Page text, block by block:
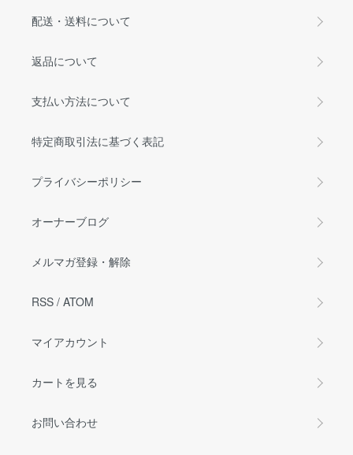
配送・送料について
返品について
支払い方法について
特定商取引法に基づく表記
プライバシーポリシー
オーナーブログ
メルマガ登録・解除
RSS / ATOM
マイアカウント
カートを見る
お問い合わせ